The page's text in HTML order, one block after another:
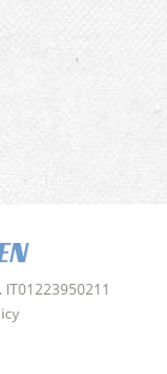
IT01223950211